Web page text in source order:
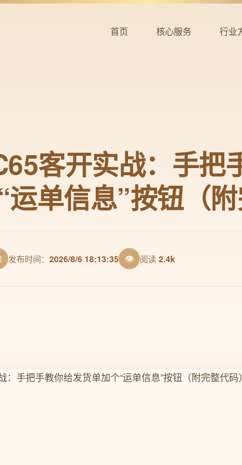
首页 核心服务 行业
客开实战：手把
单信息”按钮（附
发布时间： 2026/8/6 18:13:35 👁 阅读 2.4k